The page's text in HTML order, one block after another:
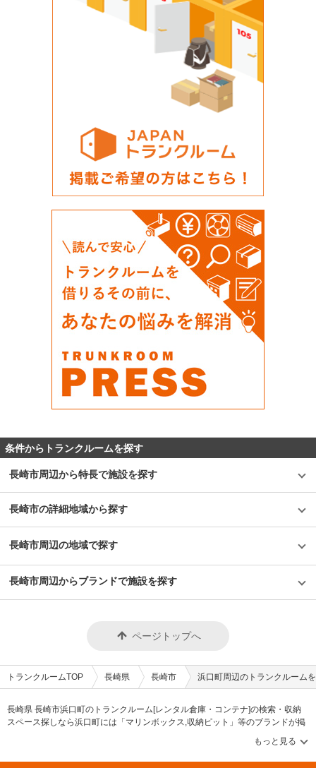
条件からトランクルームを探す
長崎市周辺から特長で施設を探す
長崎市の詳細地域から探す
長崎市周辺の地域で探す
長崎市周辺からブランドで施設を探す
ページトップへ
トランクルームTOP 長崎県 長崎市 浜口町周辺のトランクルーム
長崎県 長崎市浜口町のトランクルーム[レンタル倉庫・コンテナ]の検索・収納
スペース探しなら浜口町には「マリンボックス,収納ピット」等のブランドが掲
空調完備・24時間出し入れ可能などの希望条件で絞込み！豊富な物件数から
様々な方法でご希望の収納スペースを簡単に探せるトランクルーム情報サイト